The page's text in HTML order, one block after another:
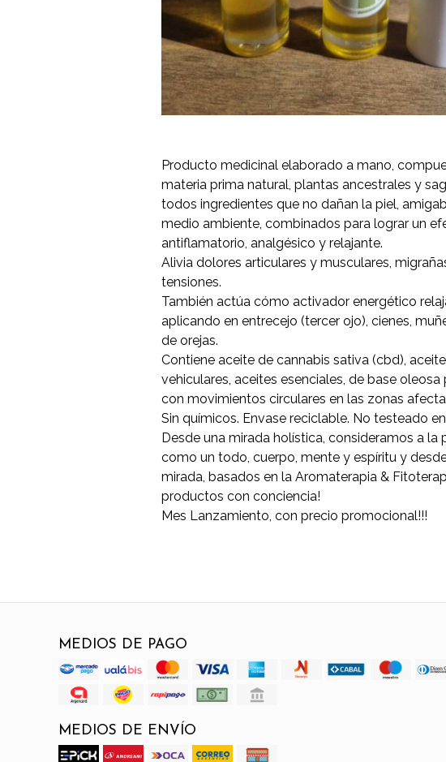
Producto medicinal elaborado a mano,
materia prima natural, plantas ancestrales y
todos ingredientes que no dañan la piel,
medio ambiente, combinados para lograr un
antiflamatorio, analgésico y relajante.
Alivia dolores articulares y musculares,
tensiones.
También actúa cómo activador energético
aplicando en entrecejo (tercer ojo), cienes,
de orejas.
Contiene aceite de cannabis sativa (cbd),
vehiculares, aceites esenciales, de base oleosa
con movimientos circulares en las zonas
Sin químicos. Envase reciclable. No testeado
Desde una mirada holística, consideramos a la
como un todo, cuerpo, mente y espíritu y
mirada, basados en la Aromaterapia &
productos con conciencia!
Mes Lanzamiento, con precio promocional!!!
MEDIOS DE PAGO
MEDIOS DE ENVÍO